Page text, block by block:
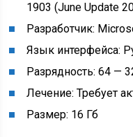
1903 (June Update
Разработчик:
Язык интерфейса:
Разрядность: 64 —
Лечение: Требует
Размер: 16 Гб